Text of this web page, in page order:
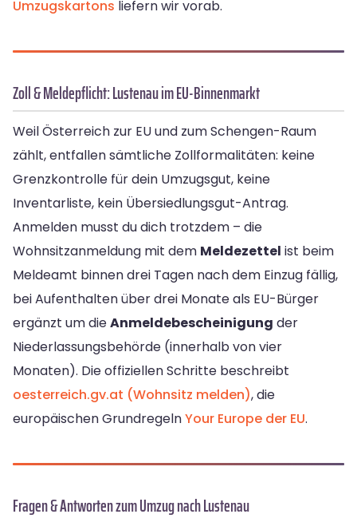
Umzugskartons liefern wir vorab.
Zoll & Meldepflicht: Lustenau im EU-Binnenmarkt
Weil Österreich zur EU und zum Schengen-Raum
zählt, entfallen sämtliche Zollformalitäten: keine
Grenzkontrolle für dein Umzugsgut, keine
Inventarliste, kein Übersiedlungsgut-Antrag.
Anmelden musst du dich trotzdem – die
Wohnsitzanmeldung mit dem Meldezettel ist beim
Meldeamt binnen drei Tagen nach dem Einzug fällig,
bei Aufenthalten über drei Monate als EU-Bürger
ergänzt um dieAnmeldebescheinigung der
Niederlassungsbehörde (innerhalb von vier
Monaten). Die offiziellen Schritte beschreibt
oesterreich.gv.at (Wohnsitz melden), die
europäischen GrundregelnYour Europe der EU.
Fragen & Antworten zum Umzug nach Lustenau